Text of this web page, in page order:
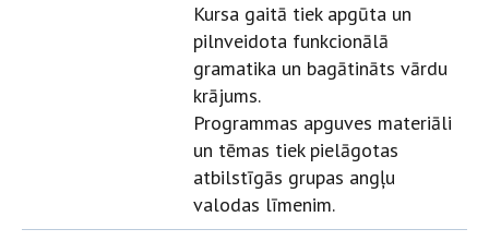
Kursa gaitā tiek apgūta un
pilnveidota funkcionālā
gramatika un bagātināts vārdu
krājums.
Programmas apguves materiāli
un tēmas tiek pielāgotas
atbilstīgās grupas angļu
valodas līmenim.